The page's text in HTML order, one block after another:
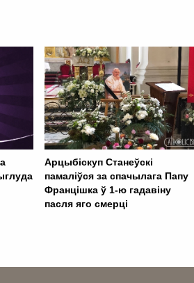
Арцыбіскуп Станеўскі
памаліўся за спачылага Папу
Францішка ў 1-ю гадавіну
пасля яго смерці